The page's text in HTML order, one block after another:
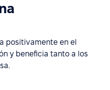
positivamente en el
y beneficia tanto a los